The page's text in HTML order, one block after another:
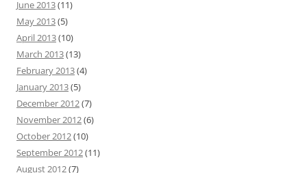
June 2013(11)
May 2013(5)
April 2013(10)
March 2013(13)
February 2013(4)
January 2013(5)
December 2012(7)
November 2012(6)
October 2012(10)
September 2012(11)
August 2012(7)